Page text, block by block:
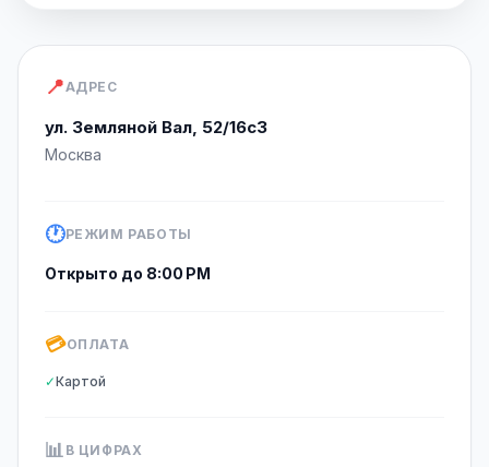
📍АДРЕС
ул. Земляной Вал, 52/16с3
Москва
🕐РЕЖИМ РАБОТЫ
Открыто до 8:00 PM
💳ОПЛАТА
✓Картой
📊 В ЦИФРАХ